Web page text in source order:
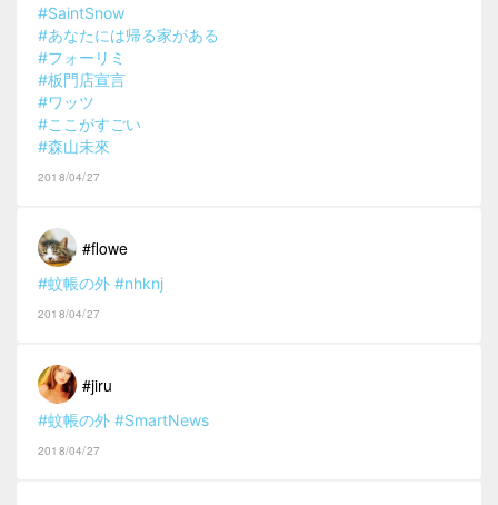
#SaintSnow
#あなたには帰る家がある
#フォーリミ
#板門店宣言
#ワッツ
#ここがすごい
#森山未來
2018/04/27
#flowe
#蚊帳の外 #nhknj
2018/04/27
#jiru
#蚊帳の外 #SmartNews
2018/04/27